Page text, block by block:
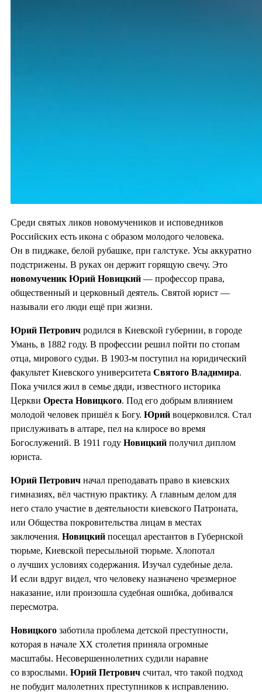
Среди святых ликов новомучеников и исповедников
Российских есть икона с образом молодого человека.
Он в пиджаке, белой рубашке, при галстуке. Усы аккуратно
подстрижены. В руках он держит горящую свечу. Это
новомученик Юрий Новицкий — профессор права,
общественный и церковный деятель. Святой юрист —
называли его люди ещё при жизни.
Юрий Петрович родился в Киевской губернии, в городе
Умань, в 1882 году. В профессии решил пойти по стопам
отца, мирового судьи. В 1903-м поступил на юридический
факультет Киевского университета Святого Владимира.
Пока учился жил в семье дяди, известного историка
Церкви Ореста Новицкого. Под его добрым влиянием
молодой человек пришёл к Богу. Юрий воцерковился. Стал
прислуживать в алтаре, пел на клиросе во время
Богослужений. В 1911 году Новицкий получил диплом
юриста.
Юрий Петрович начал преподавать право в киевских
гимназиях, вёл частную практику. А главным делом для
него стало участие в деятельности киевского Патроната,
или Общества покровительства лицам в местах
заключения. Новицкий посещал арестантов в Губернской
тюрьме, Киевской пересыльной тюрьме. Хлопотал
о лучших условиях содержания. Изучал судебные дела.
И если вдруг видел, что человеку назначено чрезмерное
наказание, или произошла судебная ошибка, добивался
пересмотра.
Новицкого заботила проблема детской преступности,
которая в начале ХХ столетия приняла огромные
масштабы. Несовершеннолетних судили наравне
со взрослыми. Юрий Петрович считал, что такой подход
не побудит малолетних преступников к исправлению.